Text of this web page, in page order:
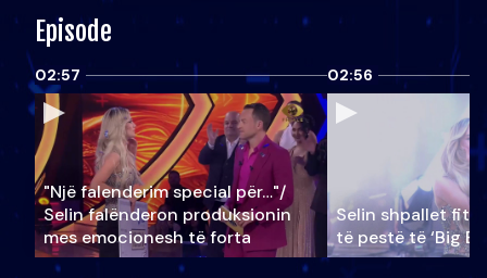
Episode
02:57
"Një falenderim special për…"/
Selin falënderon produksionin
mes emocionesh të forta
02:56
Selin shpallet
të pestë të ‘Big